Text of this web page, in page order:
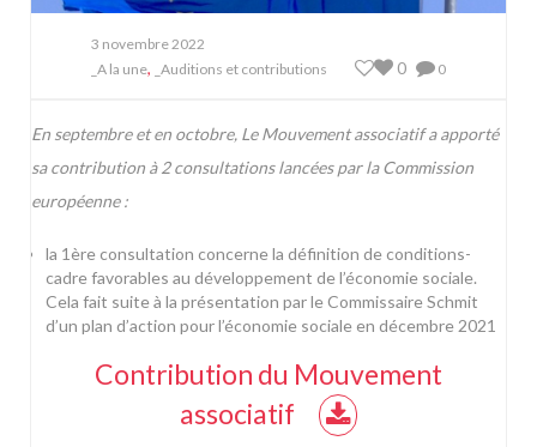
3 novembre 2022
_A la une, _Auditions et contributions 0
0
En septembre et en octobre, Le Mouvement associatif a apporté
sa contribution à 2 consultations lancées par la Commission
européenne :
la 1ère consultation concerne la définition de conditions-
cadre favorables au développement de l’économie sociale.
Cela fait suite à la présentation par le Commissaire Schmit
d’un plan d’action pour l’économie sociale en décembre 2021
Contribution du Mouvement
associatif